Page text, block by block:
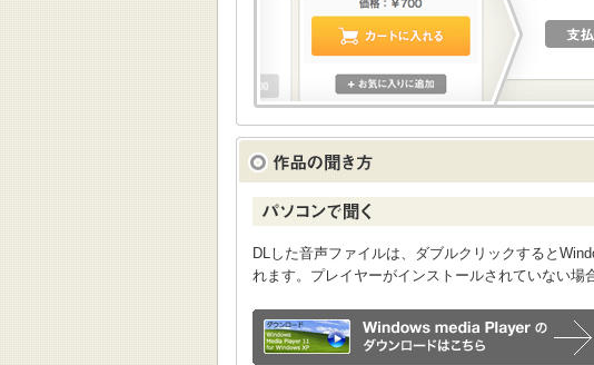
DLした音声ファイルは、ダブルクリックすると
れます。プレイヤーがインストールされていない場